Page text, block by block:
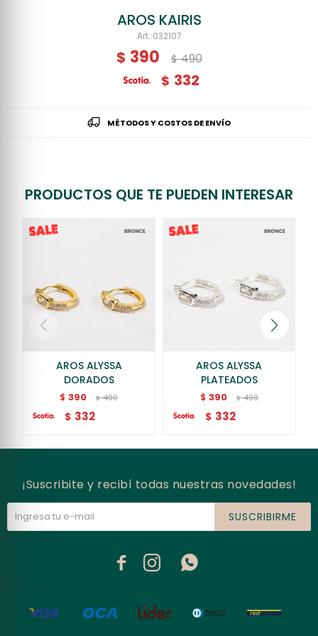
AROS KAIRIS
032107
$ 390 $ 490
$ 332
MÉTODOS Y COSTOS DE ENVÍO
PRODUCTOS QUE TE PUEDEN INTERESAR
AROS ALYSSA
DORADOS
$ 390 $ 490
$ 332
AROS ALYSSA
PLATEADOS
$ 390 $ 490
$ 332
¡Suscribite y recibí todas nuestras novedades!
SUSCRIBIRME
  